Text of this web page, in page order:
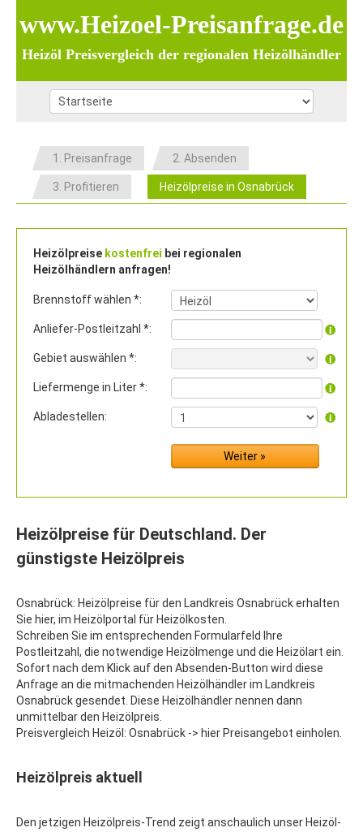
www.Heizoel-Preisanfrage.de
Heizöl Preisvergleich der regionalen Heizölhändler
1. Preisanfrage 2. Absenden
3. Profitieren Heizölpreise in Osnabrück
Heizölpreise kostenfrei bei regionalen
Heizölhändlern anfragen!
Brennstoff wählen *:
Anliefer-Postleitzahl *:
Gebiet auswählen *:
Liefermenge in Liter *:
Abladestellen:
Heizölpreise für Deutschland. Der
günstigste Heizölpreis
Osnabrück: Heizölpreise für den Landkreis Osnabrück erhalten
Sie hier, im Heizölportal für Heizölkosten.
Schreiben Sie im entsprechenden Formularfeld Ihre
Postleitzahl, die notwendige Heizölmenge und die Heizölart ein.
Sofort nach dem Klick auf den Absenden-Button wird diese
Anfrage an die mitmachenden Heizölhändler im Landkreis
Osnabrück gesendet. Diese Heizölhändler nennen dann
unmittelbar den Heizölpreis.
Preisvergleich Heizöl: Osnabrück -> hier Preisangebot einholen.
Heizölpreis aktuell
Den jetzigen Heizölpreis-Trend zeigt anschaulich unser Heizöl-